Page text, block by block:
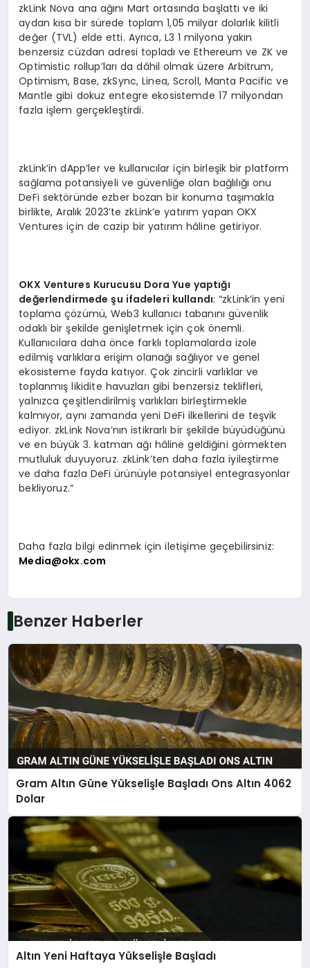
zkLink Nova ana ağını Mart ortasında başlattı ve iki
aydan kısa bir sürede toplam 1,05 milyar dolarlık kilitli
değer (TVL) elde etti. Ayrıca, L3 1 milyona yakın
benzersiz cüzdan adresi topladı ve Ethereum ve ZK ve
Optimistic rollup’ları da dâhil olmak üzere Arbitrum,
Optimism, Base, zkSync, Linea, Scroll, Manta Pacific ve
Mantle gibi dokuz entegre ekosistemde 17 milyondan
fazla işlem gerçekleştirdi.
zkLink’in dApp’ler ve kullanıcılar için birleşik bir platform
sağlama potansiyeli ve güvenliğe olan bağlılığı onu
DeFi sektöründe ezber bozan bir konuma taşımakla
birlikte, Aralık 2023’te zkLink’e yatırım yapan OKX
Ventures için de cazip bir yatırım hâline getiriyor.
OKX Ventures Kurucusu Dora Yue yaptığı
değerlendirmedeşu ifadeleri kullandı: “zkLink’in yeni
toplama çözümü, Web3 kullanıcı tabanını güvenlik
odaklı bir şekilde genişletmek için çok önemli.
Kullanıcılara daha önce farklı toplamalarda izole
edilmiş varlıklara erişim olanağı sağlıyor ve genel
ekosisteme fayda katıyor. Çok zincirli varlıklar ve
toplanmış likidite havuzları gibi benzersiz teklifleri,
yalnızca çeşitlendirilmiş varlıkları birleştirmekle
kalmıyor, aynı zamanda yeni DeFi ilkellerini de teşvik
ediyor. zkLink Nova’nın istikrarlı bir şekilde büyüdüğünü
ve en büyük 3. katman ağı hâline geldiğini görmekten
mutluluk duyuyoruz. zkLink’ten daha fazla iyileştirme
ve daha fazla DeFi ürünüyle potansiyel entegrasyonlar
bekliyoruz.”
Daha fazla bilgi edinmek için iletişime geçebilirsiniz:
Media@okx.com
Benzer Haberler
Gram Altın Güne Yükselişle Başladı Ons Altın 4062
Dolar
Altın Yeni Haftaya Yükselişle Başladı